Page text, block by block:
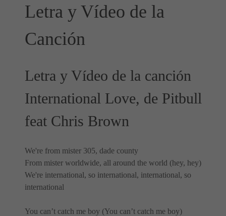
Letra y Vídeo de la
Canción
Letra y Vídeo de la canción
International Love, de Pitbull
feat Chris Brown
We're from mister 305, dade county
From mister worldwide, all around the world (hey, hey)
We're international, so international, international, so
international
You can’t catch me boy (You can’t catch me boy)